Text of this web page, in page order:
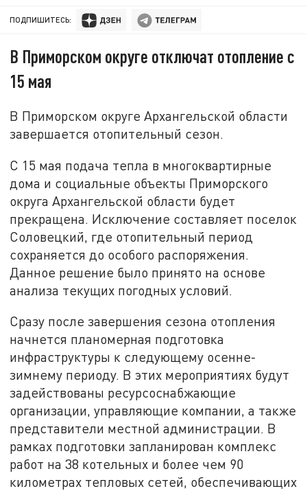
ПОДПИШИТЕСЬ:
В Приморском округе отключат отопление с
15 мая
В Приморском округе Архангельской области
завершается отопительный сезон.
С 15 мая подача тепла в многоквартирные
дома и социальные объекты Приморского
округа Архангельской области будет
прекращена. Исключение составляет поселок
Соловецкий, где отопительный период
сохраняется до особого распоряжения.
Данное решение было принято на основе
анализа текущих погодных условий.
Сразу после завершения сезона отопления
начнется планомерная подготовка
инфраструктуры к следующему осенне-
зимнему периоду. В этих мероприятиях будут
задействованы ресурсоснабжающие
организации, управляющие компании, а также
представители местной администрации. В
рамках подготовки запланирован комплекс
работ на 38 котельных и более чем 90
километрах тепловых сетей, обеспечивающих